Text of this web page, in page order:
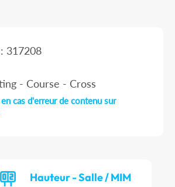
317208
- Course - Cross
cas d'erreur de contenu sur
Hauteur - Salle / MIM